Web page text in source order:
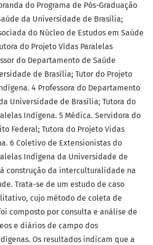
do Programa de Pós-Graduação
da Universidade de Brasília;
do Núcleo de Estudos em Saúde
do Projeto Vidas Paralelas
do Departamento de Saúde
de Brasília; Tutor do Projeto
4 Professora do Departamento
Universidade de Brasília; Tutora do
Indígena. 5 Médica. Servidora do
Federal; Tutora do Projeto Vidas
6 Coletivo de Extensionistas do
Indígena da Universidade de
construção da interculturalidade na
Trata-se de um estudo de caso
cujo método de coleta de
composto por consulta e análise de
e diários de campo dos
Os resultados indicam que a